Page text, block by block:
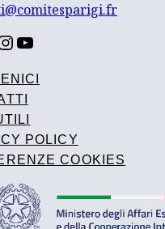
YOUTUBE
POLICY
COOKIES